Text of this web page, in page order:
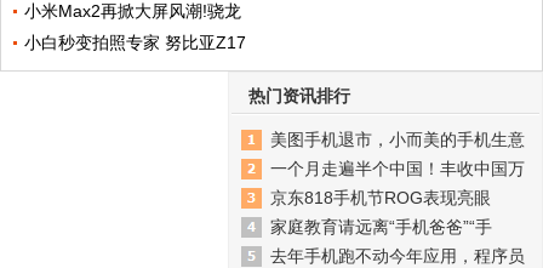
小米Max2再掀大屏风潮!骁龙
小白秒变拍照专家 努比亚Z17
热门资讯排行
美图手机退市，小而美的手机生意
一个月走遍半个中国！丰收中国万
京东818手机节ROG表现亮眼
家庭教育请远离“手机爸爸”“手
去年手机跑不动今年应用，程序员